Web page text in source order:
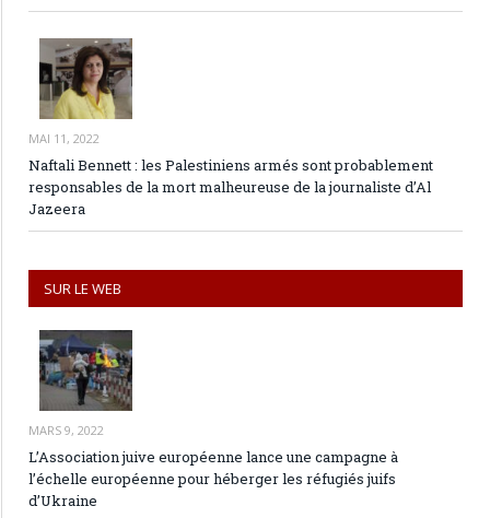
MAI 11, 2022
Naftali Bennett : les Palestiniens armés sont probablement
responsables de la mort malheureuse de la journaliste d’Al
Jazeera
SUR LE WEB
MARS 9, 2022
L’Association juive européenne lance une campagne à
l’échelle européenne pour héberger les réfugiés juifs
d’Ukraine